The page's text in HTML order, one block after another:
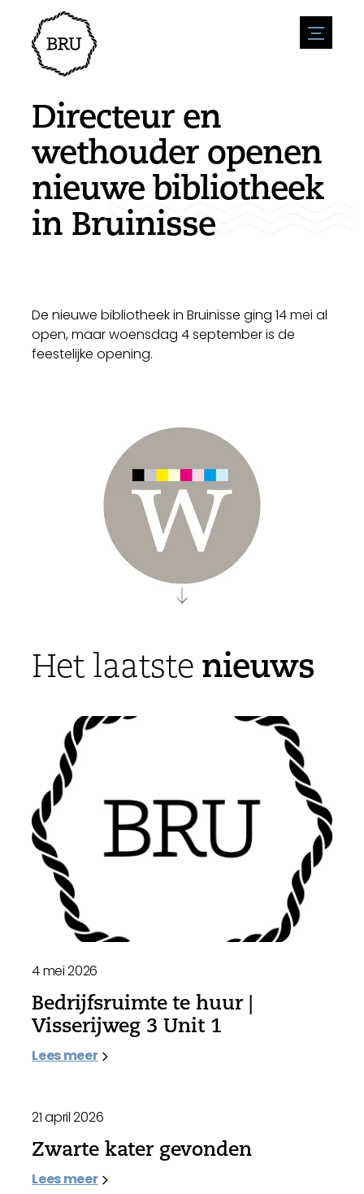
menu
Agenda
Evenement aanmelden
Overnachting
Winkels
Natuur en water
Sport
Bezienswaardigheden
Historie
Bereikbaarheid
Parkeren
Leefomgeving
Ondernemen
Vacatures
Vacature plaatsen
Bedrijven
Nieuwsoverzicht
Stuur een nieuwsbericht in
Directeur en
wethouder openen
nieuwe bibliotheek
in Bruinisse
De nieuwe bibliotheek in Bruinisse ging 14 mei al
open, maar woensdag 4 september is de
feestelijke opening.
Het laatste nieuws
4 mei 2026
Bedrijfsruimte te huur |
Visserijweg 3 Unit 1
Lees meer
21 april 2026
Zwarte kater gevonden
Lees meer